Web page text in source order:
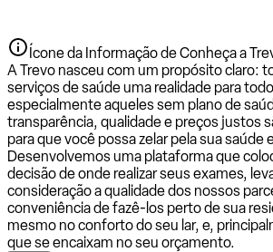
Ícone da Informação de Conheça a
A Trevo nasceu com um propósito claro:
serviços de saúde uma realidade para
especialmente aqueles sem plano de
transparência, qualidade e preços justos
para que você possa zelar pela sua saúde
Desenvolvemos uma plataforma que
decisão de onde realizar seus exames,
consideração a qualidade dos nossos
conveniência de fazê-los perto de sua
mesmo no conforto do seu lar, e,
que se encaixam no seu orçamento.